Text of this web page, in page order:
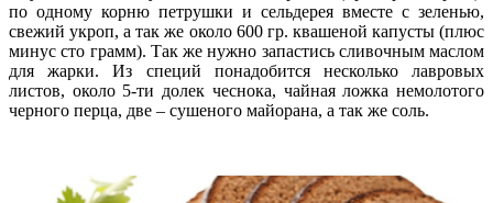
по одному корню петрушки и сельдерея вместе с зеленью,
свежий укроп, а так же около 600 гр. квашеной капусты (плюс
минус сто грамм). Так же нужно запастись сливочным маслом
для жарки. Из специй понадобится несколько лавровых
листов, около 5-ти долек чеснока, чайная ложка немолотого
черного перца, две – сушеного майорана, а так же соль.